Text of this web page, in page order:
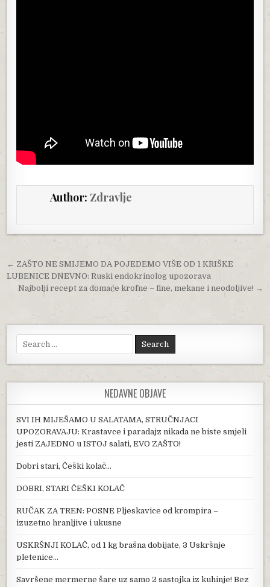
Author: Zdravlje
Post navigation
← ZAŠTO NE SMIJEMO DA POJEDEMO VIŠE OD 1 KRIŠKE
LUBENICE DNEVNO: Ruski endokrinolog upozorava
Najbolji recept za domaće krofne – fine, mekane i neodoljive! →
Search for:
NEDAVNE OBJAVE
SVI IH MIJEŠAMO U SALATAMA, STRUČNJACI
UPOZORAVAJU: Krastavce i paradajz nikada ne biste smjeli
jesti ZAJEDNO u ISTOJ salati, EVO ZAŠTO!
Dobri stari, Češki kolač…
DOBRI, STARI ČEŠKI KOLAČ
RUČAK ZA TREN: POSNE Pljeskavice od krompira –
izuzetno hranljive i ukusne
USKRŠNJI KOLAČ, od 1 kg brašna dobijate, 3 Uskršnje
pletenice…
Savršene mermerne šare uz samo 2 sastojka iz kuhinje! Bez